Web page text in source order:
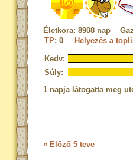
Életkora: 8908 nap
TP: 0 Helyezés a
Kedv:
Súly:
1 napja látogatta meg
« Előző 5 teve